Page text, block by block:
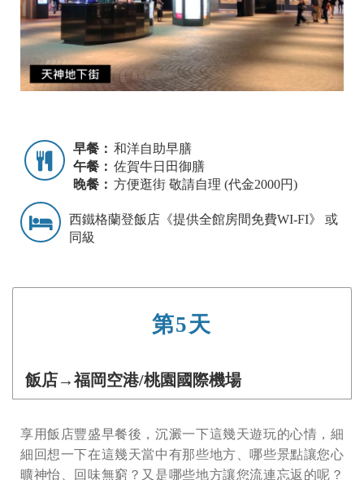
早餐： 和洋自助早膳
午餐： 佐賀牛日田御膳
晚餐： 方便逛街 敬請自理 (代金2000円)
西鐵格蘭登飯店《提供全館房間免費WI-FI》 或
同級
第5天
飯店→福岡空港/桃園國際機場
享用飯店豐盛早餐後，沉澱一下這幾天遊玩的心情，細
細回想一下在這幾天當中有那些地方、哪些景點讓您心
曠神怡、回味無窮？又是哪些地方讓您流連忘返的呢？